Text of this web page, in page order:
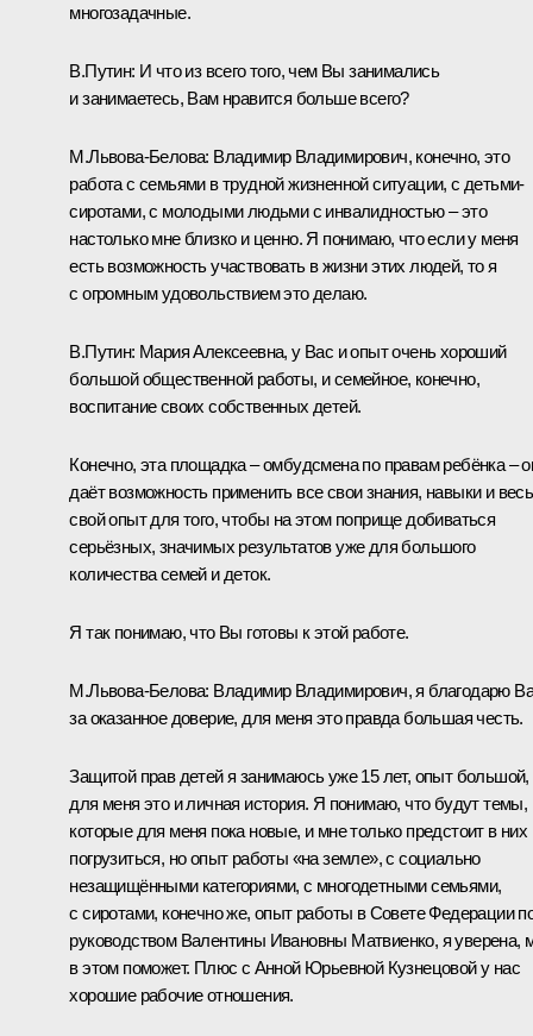
многозадачные.
В.Путин: И что из всего того, чем Вы занимались
и занимаетесь, Вам нравится больше всего?
М.Львова-Белова: Владимир Владимирович, конечно, это
работа с семьями в трудной жизненной ситуации, с детьми-
сиротами, с молодыми людьми с инвалидностью – это
настолько мне близко и ценно. Я понимаю, что если у меня
есть возможность участвовать в жизни этих людей, то я
с огромным удовольствием это делаю.
В.Путин: Мария Алексеевна, у Вас и опыт очень хороший
большой общественной работы, и семейное, конечно,
воспитание своих собственных детей.
Конечно, эта площадка – омбудсмена по правам ребёнка –
даёт возможность применить все свои знания, навыки и весь
свой опыт для того, чтобы на этом поприще добиваться
серьёзных, значимых результатов уже для большого
количества семей и деток.
Я так понимаю, что Вы готовы к этой работе.
М.Львова-Белова: Владимир Владимирович, я благодарю
за оказанное доверие, для меня это правда большая честь.
Защитой прав детей я занимаюсь уже 15 лет, опыт большой,
для меня это и личная история. Я понимаю, что будут темы,
которые для меня пока новые, и мне только предстоит в них
погрузиться, но опыт работы «на земле», с социально
незащищёнными категориями, с многодетными семьями,
с сиротами, конечно же, опыт работы в Совете Федерации
руководством Валентины Ивановны Матвиенко, я уверена,
в этом поможет. Плюс с Анной Юрьевной Кузнецовойу нас
хорошие рабочие отношения.